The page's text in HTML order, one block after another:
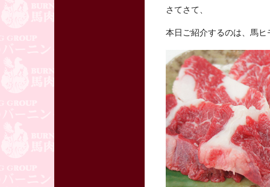
さてさて、
本日ご紹介するのは、馬